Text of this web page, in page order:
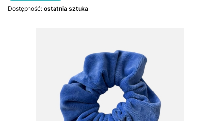
Dostępność: ostatnia sztuka